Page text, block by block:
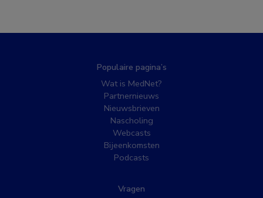
Populaire pagina’s
Wat is MedNet?
Partnernieuws
Nieuwsbrieven
Nascholing
Webcasts
Bijeenkomsten
Podcasts
Vragen